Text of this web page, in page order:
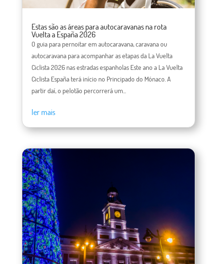
Estas são as áreas para autocaravanas na rota
Vuelta a España 2026
O guia para pernoitar em autocaravana, caravana ou
autocaravana para acompanhar as etapas da La Vuelta
Ciclista 2026 nas estradas espanholas Este ano a La Vuelta
Ciclista España terá início no Principado do Mónaco. A
partir daí, o pelotão percorrerá um...
ler mais